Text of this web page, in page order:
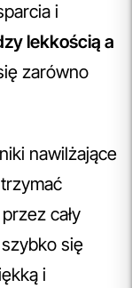
i
lekkością a
zarówno
nawilżające
cały
się
i